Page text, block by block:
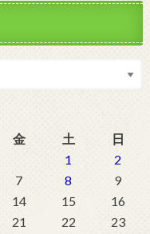
金 土
日
1
2
7 8
9
14 15
16
21 22
23